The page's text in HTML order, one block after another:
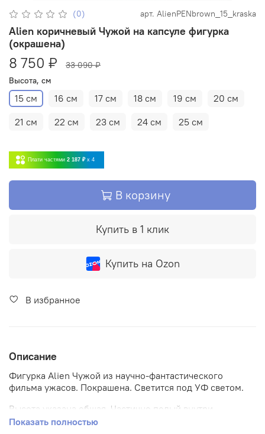
(0) арт. AlienPENbrown_15_kraska
Alien коричневый Чужой на капсуле фигурка
(окрашена)
8 750 ₽
33 090 ₽
Высота, см
15 см 16 см 17 см 18 см 19 см
20 см
21 см
22 см 23 см 24 см 25 см
Плати частями 2 187 ₽ x 4
В корзину
Купить в 1 клик
Купить на Ozon
В избранное
Описание
Фигурка Alien Чужой из научно-фантастического
фильма ужасов. Покрашена. Светится под УФ светом.
Высота указана общая. Частично полый внутри.
Показать полностью